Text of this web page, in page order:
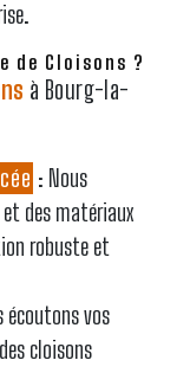
de Cloisons ?
à Bourg-la-
: Nous
des matériaux
robuste et
écoutons vos
cloisons